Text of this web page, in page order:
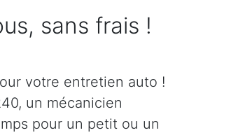
sans frais !
votre entretien auto !
un mécanicien
pour un petit ou un